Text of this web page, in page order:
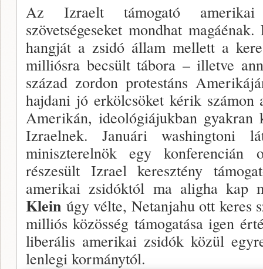
Az Izraelt támogató
szövetségeseket mond­hat
hangját a zsidó állam mellett a
milliósra becsült tábora – illetve
század zordon protestáns
hajdani jó erkölcsöket kérik
Amerikán, ideológiájukban gyakran
Izraelnek. Januári wa­shingtoni
miniszterelnök egy konferencián
részesült Izrael keresztény
amerikai zsidóktól ma aligha
Klein úgy vélte, Netanjahu ott keres
milliós közös­ség támogatása igen
liberális amerikai zsidók közül
lenlegi kormánytól.